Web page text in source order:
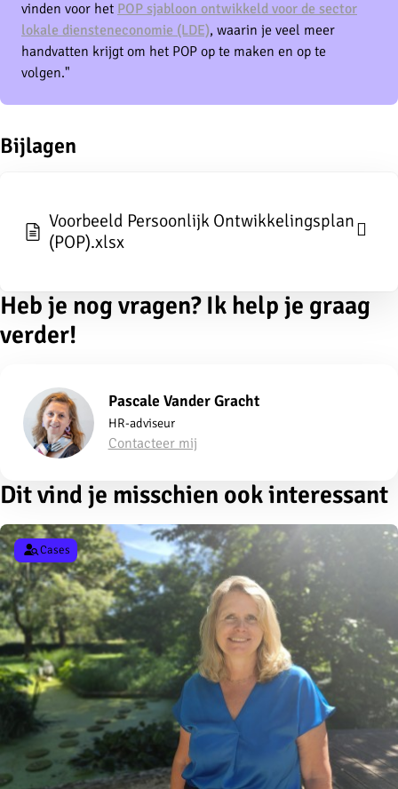
vinden voor het POP sjabloon ontwikkeld voor de sector
lokale diensteneconomie (LDE), waarin je veel meer
handvatten krijgt om het POP op te maken en op te
volgen."
Bijlagen
Voorbeeld Persoonlijk Ontwikkelingsplan
(POP).xlsx
Heb je nog vragen? Ik help je graag
verder!
Pascale Vander Gracht
HR-adviseur
Contacteer mij
Dit vind je misschien ook interessant
Cases